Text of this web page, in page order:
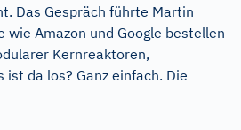
Das Gespräch führte Martin
wie Amazon und Google bestellen
Kernreaktoren,
ist da los? Ganz einfach. Die